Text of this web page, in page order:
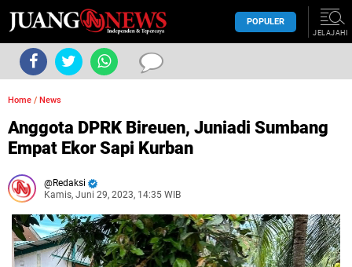
POPULER
JELAJAHI
Home / News
Anggota DPRK Bireuen, Juniadi Sumbang
Empat Ekor Sapi Kurban
Redaksi
Kamis, Juni 29, 2023, 14:35 WIB